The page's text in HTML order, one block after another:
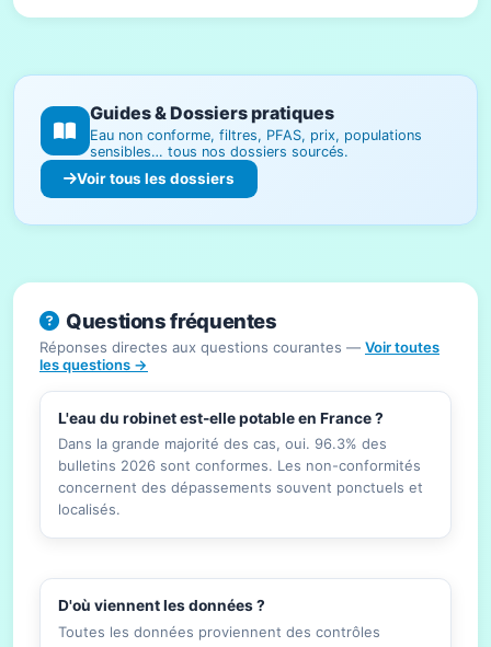
Guides & Dossiers pratiques
Eau non conforme, filtres, PFAS, prix, populations
sensibles… tous nos dossiers sourcés.
Voir tous les dossiers
Questions fréquentes
Réponses directes aux questions courantes — Voir toutes
les questions →
L'eau du robinet est-elle potable en France ?
Dans la grande majorité des cas, oui. 96.3% des
bulletins 2026 sont conformes. Les non-conformités
concernent des dépassements souvent ponctuels et
localisés.
D'où viennent les données ?
Toutes les données proviennent des contrôles